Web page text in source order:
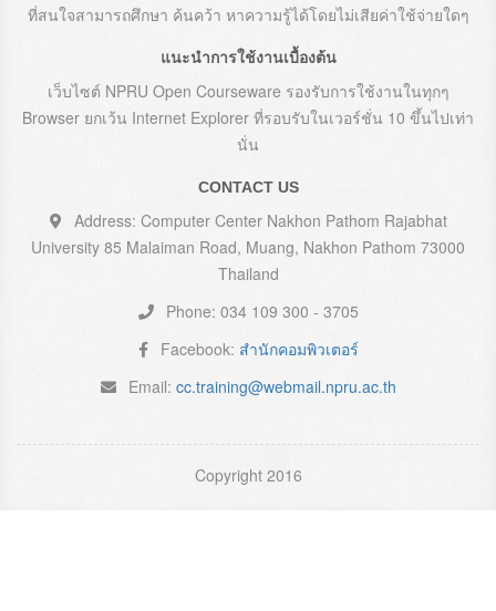
ที่สนใจสามารถศึกษา ค้นคว้า หาความรู้ได้โดยไม่เสียค่าใช้จ่ายใดๆ
แนะนำการใช้งานเบื้องต้น
เว็บไซต์ NPRU Open Courseware รองรับการใช้งานในทุกๆ
Browser ยกเว้น Internet Explorer ที่รอบรับในเวอร์ชั่น 10 ขึ้นไปเท่า
นั่น
CONTACT US
Address: Computer Center Nakhon Pathom Rajabhat
University 85 Malaiman Road, Muang, Nakhon Pathom 73000
Thailand
Phone: 034 109 300 - 3705
Facebook: สำนักคอมพิวเตอร์
Email: cc.training@webmail.npru.ac.th
Copyright 2016